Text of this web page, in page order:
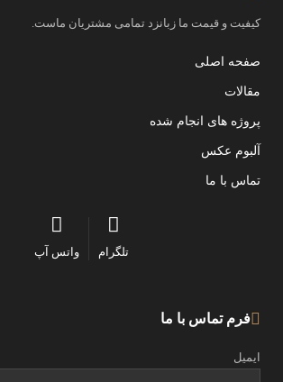
کیفیت و قیمت ما زبانزد تمامی مشتریان ماست.
صفحه اصلی
مقالات
پروژه های انجام شده
آلبوم عکس
تماس با ما
تلگرام واتس آپ
فرم تماس با ما
ایمیل